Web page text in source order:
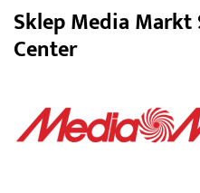
Sklep Media Markt
Center